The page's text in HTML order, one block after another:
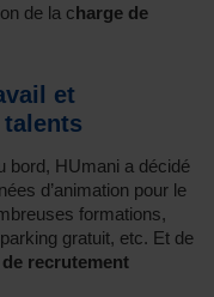
de la charge de
et
bord, HUmani a décidé
d’animation pour le
formations,
gratuit, etc. Et de
recrutement